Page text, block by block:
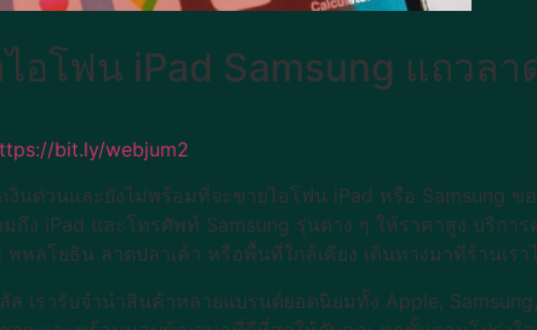
อโฟน iPad Samsung แถวล
bit.ly/webjum2
งินด่วนและยังไม่พร้อมที่จะขายไอโฟน iPad หรือ Samsung
ถึง iPad และโทรศัพท์ Samsung รุ่นต่าง ๆ ให้ราคาสูง บริก
พหลโยธิน ลาดปลาเค้า หรือพื้นที่ใกล้เคียง เดินทางมาที่ร้านเรา
ส เรารับจำนำสินค้าหลายแบรนด์ยอดนิยมทั้ง Apple,